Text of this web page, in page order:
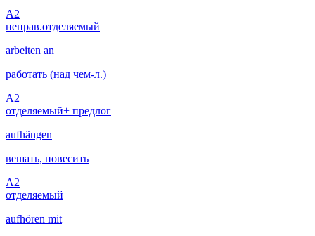
A2
неправ.отделяемый
arbeiten an
работать (над чем-л.)
A2
отделяемый+ предлог
aufhängen
вешать, повесить
A2
отделяемый
aufhören mit